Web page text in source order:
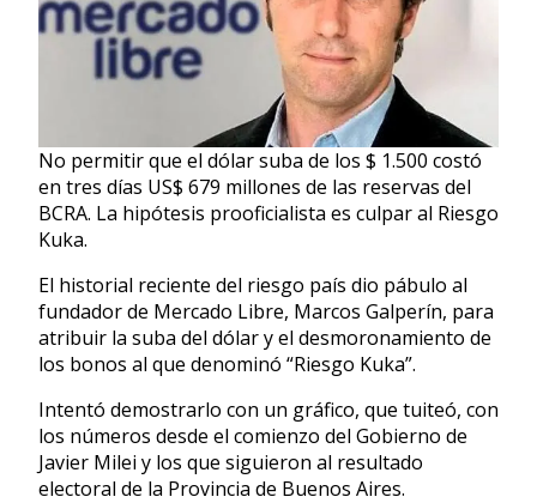
No permitir que el dólar suba de los $ 1.500 costó
en tres días US$ 679 millones de las reservas del
BCRA. La hipótesis prooficialista es culpar al Riesgo
Kuka.
El historial reciente del riesgo país dio pábulo al
fundador de Mercado Libre, Marcos Galperín, para
atribuir la suba del dólar y el desmoronamiento de
los bonos al que denominó “Riesgo Kuka”.
Intentó demostrarlo con un gráfico, que tuiteó, con
los números desde el comienzo del Gobierno de
Javier Milei y los que siguieron al resultado
electoral de la Provincia de Buenos Aires.